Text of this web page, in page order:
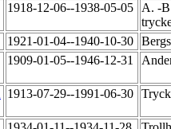
1918-12-06--1938-05-05
A. -
1921-01-04--1940-10-30
1909-01-05--1946-12-31
1913-07-29--1991-06-30